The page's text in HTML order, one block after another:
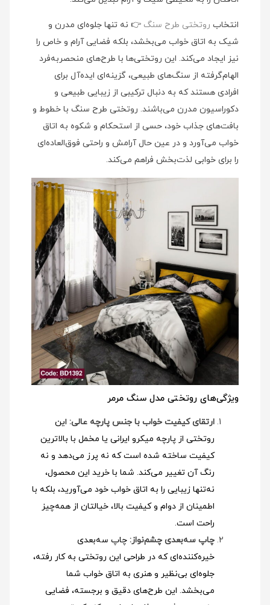
انتخاب روتختی طرح سنگ 👉 نه تنها جلوه‌ای مدرن و
شیک به اتاق خواب می‌بخشد، بلکه فضایی آرام و خاص را
نیز ایجاد می‌کند. این روتختی‌ها با طرح‌های منحصربه‌فرد
الهام‌گرفته از سنگ‌های طبیعی، گزینه‌ای ایده‌آل برای
افرادی هستند که به دنبال ترکیبی از زیبایی طبیعی و
دکوراسیون مدرن می‌باشند. روتختی طرح سنگ با خطوط و
بافت‌های جذاب خود، حسی از استحکام و شکوه به اتاق
خواب می‌آورد و در عین حال آرامش و راحتی فوق‌العاده‌ای
را برای خوابی لذت‌بخش فراهم می‌کند.
ویژگی‌های روتختی مدل سنگ مرمر
ارتقای کیفیت خواب با جنس پارچه عالی: این
روتختی از پارچه میکرو ایرانی یا مخمل با بالاترین
کیفیت ساخته شده است که نه پرز می‌دهد و نه
رنگ آن تغییر می‌کند. شما با خرید این محصول،
نه‌تنها زیبایی را به اتاق خواب خود می‌آورید، بلکه با
اطمینان از دوام و کیفیت بالا، خیالتان از همه‌چیز
راحت است.
چاپ سه‌بعدی چشم‌نواز: چاپ سه‌بعدی
خیره‌کننده‌ای که در طراحی این روتختی به کار رفته،
جلوه‌ای بی‌نظیر و هنری به اتاق خواب شما
می‌بخشد. این طرح‌های دقیق و برجسته، فضایی